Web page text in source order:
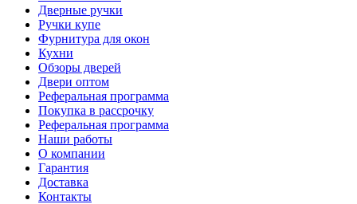
Дверные ручки
Ручки купе
Фурнитура для окон
Кухни
Обзоры дверей
Двери оптом
Реферальная программа
Покупка в рассрочку
Реферальная программа
Наши работы
О компании
Гарантия
Доставка
Контакты